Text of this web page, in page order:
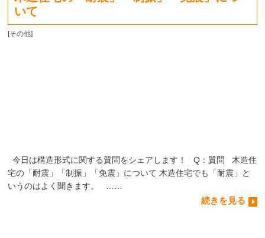
いて
[その他]
今日は構造形式に関する質問をシェアします！ Q：質問 木造住
宅の「耐震」「制振」「免震」について 木造住宅でも「耐震」と
いうのはよく聞きます。 ……
続きを見る